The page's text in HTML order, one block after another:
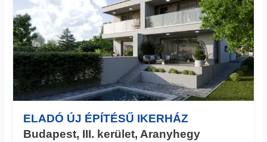
ELADÓ ÚJ ÉPÍTÉSŰ IKERHÁZ
Budapest, III. kerület, Aranyhegy